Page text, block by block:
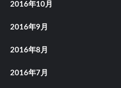
2016年10月
2016年9月
2016年8月
2016年7月